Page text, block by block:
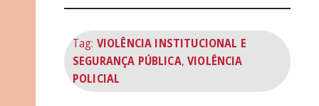
Tag: VIOLÊNCIA INSTITUCIONAL E
SEGURANÇA PÚBLICA,VIOLÊNCIA
POLICIAL